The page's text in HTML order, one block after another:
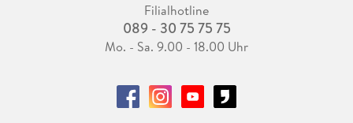
Filialhotline
089 - 30 75 75 75
Mo. - Sa. 9.00 - 18.00 Uhr